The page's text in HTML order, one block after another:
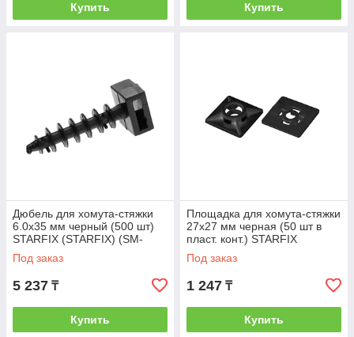
Купить Купить
Дюбель для хомута-стяжки
6.0х35 мм черный (500 шт)
STARFIX (STARFIX) (SM-
41507-500)
Под заказ
5 237 ₸
Купить
Площадка для хомута-стяжки
27х27 мм черная (50 шт в
пласт. конт.) STARFIX
(STARFIX) (SMP2-89111-50)
Под заказ
1 247 ₸
Купить